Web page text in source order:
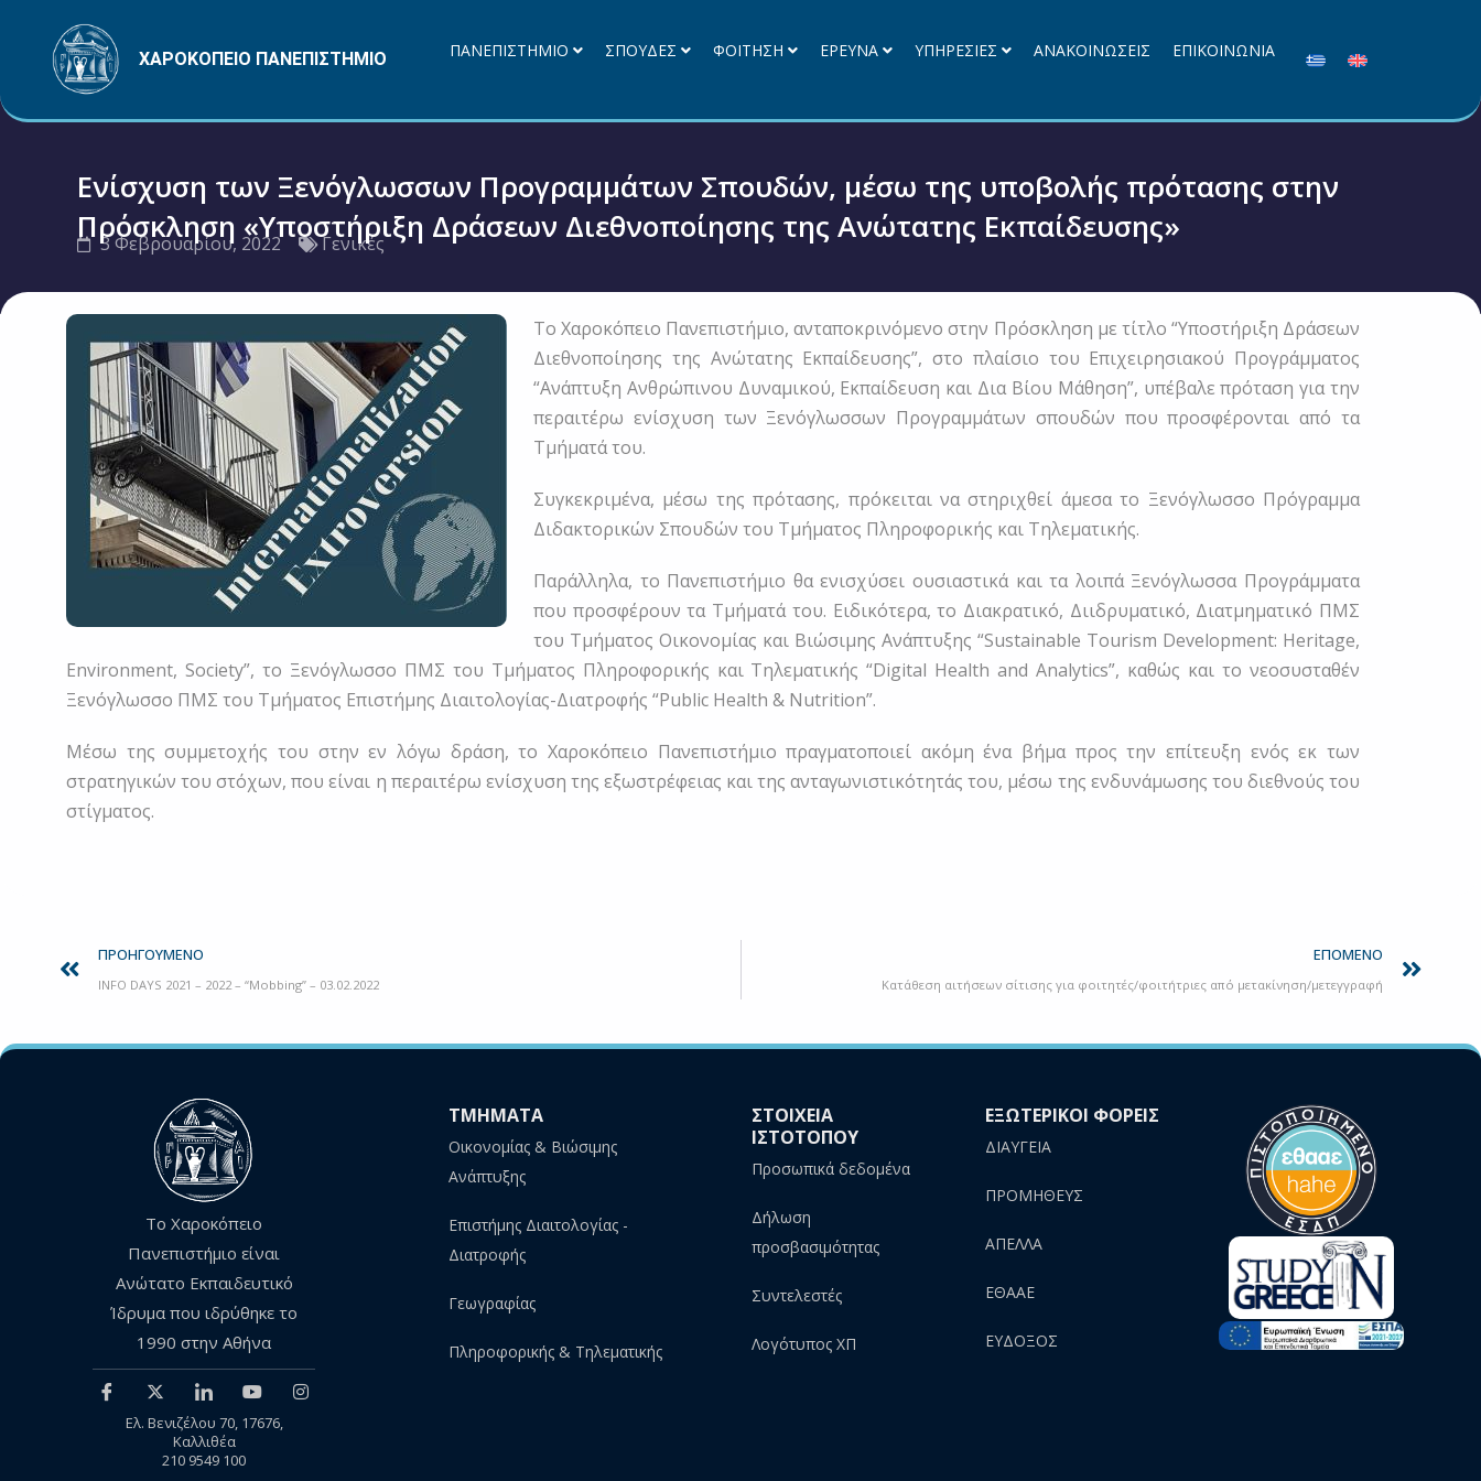
περιεχόμενο
ΧΑΡΟΚΟΠΕΙΟ ΠΑΝΕΠΙΣΤΗΜΙΟ ΠΑΝΕΠΙΣΤΗΜΙΟ ΣΠΟΥΔΕΣ ΦΟΙΤΗΣΗ ΕΡΕΥΝΑ ΥΠΗΡΕΣΙΕΣ ΑΝΑΚΟΙΝΩΣΕΙΣ ΕΠΙΚΟΙΝΩΝΙΑ
Ενίσχυση των Ξενόγλωσσων Προγραμμάτων Σπουδών, μέσω της υποβολής πρότασης στην
Πρόσκληση «Υποστήριξη Δράσεων Διεθνοποίησης της Ανώτατης Εκπαίδευσης»
3 Φεβρουαρίου, 2022 Γενικές
Το Χαροκόπειο Πανεπιστήμιο, ανταποκρινόμενο στην Πρόσκληση με τίτλο “Υποστήριξη Δράσεων
Διεθνοποίησης της Ανώτατης Εκπαίδευσης”, στο πλαίσιο του Επιχειρησιακού Προγράμματος
“Ανάπτυξη Ανθρώπινου Δυναμικού, Εκπαίδευση και Δια Βίου Μάθηση”, υπέβαλε πρόταση για την
περαιτέρω ενίσχυση των Ξενόγλωσσων Προγραμμάτων σπουδών που προσφέρονται από τα
Τμήματά του.
Συγκεκριμένα, μέσω της πρότασης, πρόκειται να στηριχθεί άμεσα το Ξενόγλωσσο Πρόγραμμα
Διδακτορικών Σπουδών του Τμήματος Πληροφορικής και Τηλεματικής.
Παράλληλα, το Πανεπιστήμιο θα ενισχύσει ουσιαστικά και τα λοιπά Ξενόγλωσσα Προγράμματα
που προσφέρουν τα Τμήματά του. Ειδικότερα, το Διακρατικό, Διιδρυματικό, Διατμηματικό ΠΜΣ
του Τμήματος Οικονομίας και Βιώσιμης Ανάπτυξης “Sustainable Tourism Development: Heritage,
Environment, Society”, το Ξενόγλωσσο ΠΜΣ του Τμήματος Πληροφορικής και Τηλεματικής “Digital Health and Analytics”, καθώς και το νεοσυσταθέν
Ξενόγλωσσο ΠΜΣ του Τμήματος Επιστήμης Διαιτολογίας-Διατροφής “Public Health & Nutrition”.
Μέσω της συμμετοχής του στην εν λόγω δράση, το Χαροκόπειο Πανεπιστήμιο πραγματοποιεί ακόμη ένα βήμα προς την επίτευξη ενός εκ των
στρατηγικών του στόχων, που είναι η περαιτέρω ενίσχυση της εξωστρέφειας και της ανταγωνιστικότητάς του, μέσω της ενδυνάμωσης του διεθνούς του
στίγματος.
ΠΡΟΗΓΟΎΜΕΝΟ
INFO DAYS 2021 – 2022 – “Mobbing” – 03.02.2022
ΕΠΌΜΕΝΟ
Κατάθεση αιτήσεων σίτισης για φοιτητές/φοιτήτριες από μετακίνηση/μετεγγραφή
Το Χαροκόπειο
Πανεπιστήμιο είναι
Ανώτατο Εκπαιδευτικό
Ίδρυμα που ιδρύθηκε το
1990 στην Αθήνα
Ελ. Βενιζέλου 70, 17676,
Καλλιθέα
210 9549 100
ΤΜΗΜΑΤΑ
Οικονομίας & Βιώσιμης
Ανάπτυξης
Επιστήμης Διαιτολογίας -
Διατροφής
Γεωγραφίας
Πληροφορικής & Τηλεματικής
ΣΤΟΙΧΕΙΑ
ΙΣΤΟΤΟΠΟΥ
Προσωπικά δεδομένα
Δήλωση
προσβασιμότητας
Συντελεστές
Λογότυπος ΧΠ
ΕΞΩΤΕΡΙΚΟΙ ΦΟΡΕΙΣ
ΔΙΑΥΓΕΙΑ
ΠΡΟΜΗΘΕΥΣ
AΠΕΛΛΑ
ΕΘΑΑΕ
ΕΥΔΟΞΟΣ